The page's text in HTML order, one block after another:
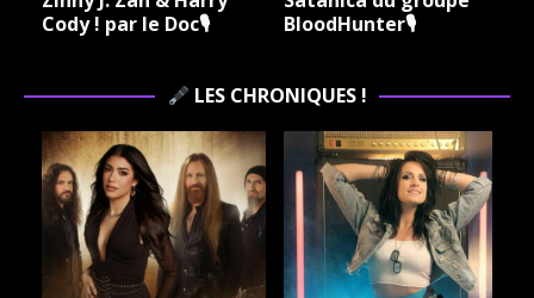
Cody ! par le Doc🎙
BloodHunter🎙
LES CHRONIQUES !